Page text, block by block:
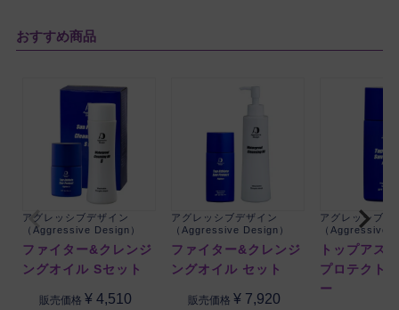
おすすめ商品
アグレッシブデザイン
（Aggressive Design）
ファイター&クレンジ
ングオイル Sセット
販売価格 ¥ 4,510
アグレッシブデザイン
（Aggressive Design）
ファイター&クレンジ
ングオイル セット
販売価格 ¥ 7,920
アグレッシブデ
（Aggressive
トップアス
プロテクト
ー